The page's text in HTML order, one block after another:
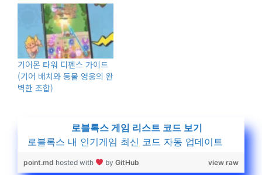
기어몬 타워 디펜스 가이드
(기어 배치와 동물 영웅의 완
벽한 조합)
로블록스 게임 리스트 코드 보기
로블록스 내 인기게임 최신 코드 자동 업데이트
view raw
point.md hosted with by GitHub